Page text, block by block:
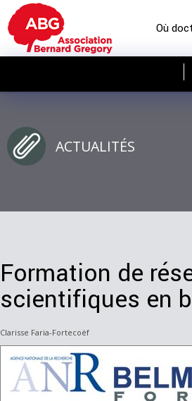
Où
ACTUALITÉS
Formation de
scientifiques en
Clarisse Faria-Fortecoëf